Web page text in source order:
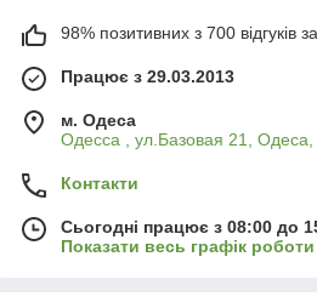
98% позитивних з 700 відгуків
Працює з 29.03.2013
м. Одеса
Одесса , ул.Базовая 21, Одеса,
Контакти
Сьогодні працює з 08:00 до
Показати весь графік роботи